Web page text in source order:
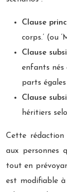
Clause
corps.’ (ou
Clause
enfants nés
parts égales
Clause
héritiers
Cette rédaction
aux personnes
tout en
est modifiable